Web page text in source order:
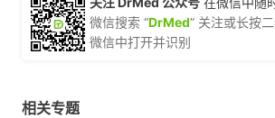
微信搜索 “DrMed” 关注或长按
微信中打开并识别
相关专题